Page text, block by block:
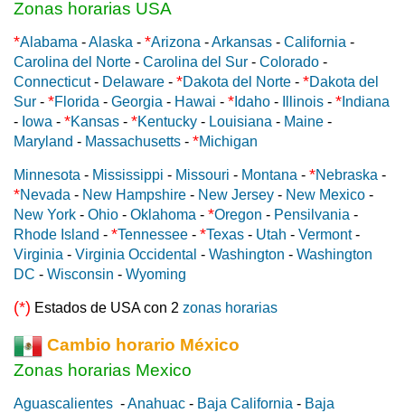
Zonas horarias USA
*Alabama -Alaska - *Arizona -Arkansas - California -
Carolina del Norte - Carolina del Sur - Colorado -
Connecticut- Delaware - *Dakota del Norte - *Dakota del
Sur - *Florida - Georgia - Hawai - * Idaho - Illinois - * Indiana
- Iowa - *Kansas - *Kentucky - Louisiana - Maine -
Maryland - Massachusetts - *Michigan
Minnesota - Mississippi - Missouri - Montana - *Nebraska -
*Nevada - New Hampshire - New Jersey - New Mexico -
New York - Ohio - Oklahoma - *Oregon - Pensilvania -
Rhode Island - *Tennessee - *Texas - Utah - Vermont-
Virginia - Virginia Occidental - Washington - Washington
DC - Wisconsin - Wyoming
(*) Estados de USA con 2 zonas horarias
Cambio horario México
Zonas horarias Mexico
Aguascalientes -Anahuac - Baja California - Baja